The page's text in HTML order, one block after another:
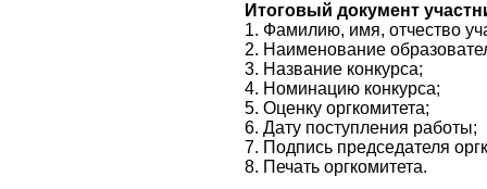
Итоговый документ
1. Фамилию, имя, отчество
2. Наименование
3. Название конкурса;
4. Номинацию конкурса;
5. Оценку оргкомитета;
6. Дату поступления работы;
7. Подпись председателя
8. Печать оргкомитета.